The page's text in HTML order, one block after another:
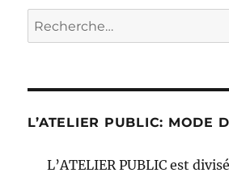
Recherche
pour :
L’ATELIER PUBLIC: MODE
L’ATELIER PUBLIC est